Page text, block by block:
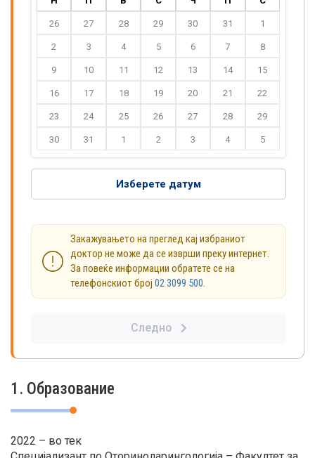
26 27 28 29 30 31 1
2 3 4 5 6 7 8
9 10 11 12 13 14 15
16 17 18 19 20 21 22
23 24 25 26 27 28 29
30 31 1 2 3 4 5
Изберете датум
Закажувањето на преглед кај избраниот
доктор не може да се изврши преку интернет.
За повеќе информации обратете се на
телефонскиот број 02 3099 500.
Следно
1. Образование
2022 – во тек